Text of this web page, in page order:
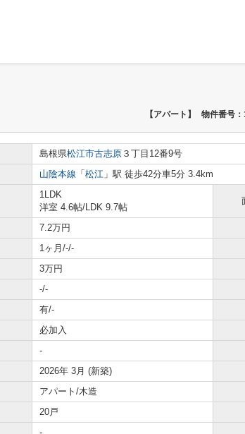
【アパート】 物件番号
島根県松江市古志原 ３丁目12番9号
山陰本線 「 松江 」駅 徒歩42分車5分 3.4km
1LDK
洋室 4.6帖/LDK 9.7帖
7.2万円
1ヶ月/-/-
3万円
-/-
有/-
必加入
-
2026年 3月 (新築)
アパート/木造
20戸